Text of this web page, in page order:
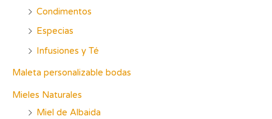
Condimentos
Especias
Infusiones y Té
Maleta personalizable bodas
Mieles Naturales
Miel de Albaida